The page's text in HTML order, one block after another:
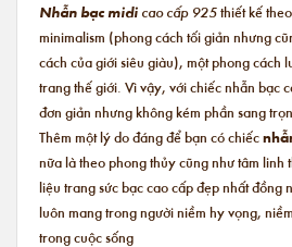
Nhẫn bạc midi cao cấp 925thiết kế
minimalism (phong cách tối giản nhưng
cách của giới siêu giàu), một phong cách
trang thế giới. Vì vậy, với chiếc nhẫn bạc
đơn giản nhưng không kém phần sang
Thêm một lý do đáng để bạn có chiếc
nữa là theo phong thủy cũng như tâm linh
liệu trang sức bạc cao cấp đẹp nhất đồng
luôn mang trong người niềm hy vọng,
trong cuộc sống